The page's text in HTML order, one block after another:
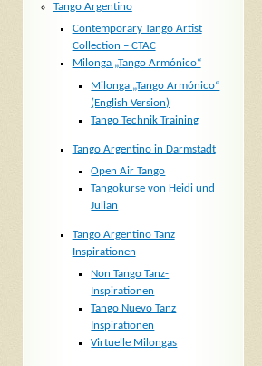
Tango Argentino
Contemporary Tango Artist
Collection – CTAC
Milonga „Tango Armónico“
Milonga „Tango Armónico“
(English Version)
Tango Technik Training
Tango Argentino in Darmstadt
Open Air Tango
Tangokurse von Heidi und
Julian
Tango Argentino Tanz
Inspirationen
Non Tango Tanz-
Inspirationen
Tango Nuevo Tanz
Inspirationen
Virtuelle Milongas